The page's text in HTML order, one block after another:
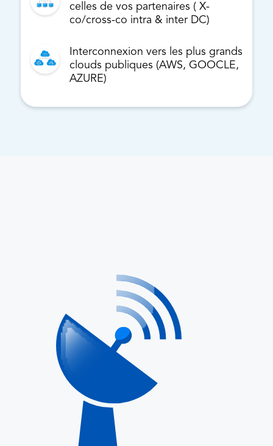
celles de vos partenaires ( X-
co/cross-co intra & inter DC)
Interconnexion vers les plus grands
clouds publiques (AWS, GOOCLE,
AZURE)